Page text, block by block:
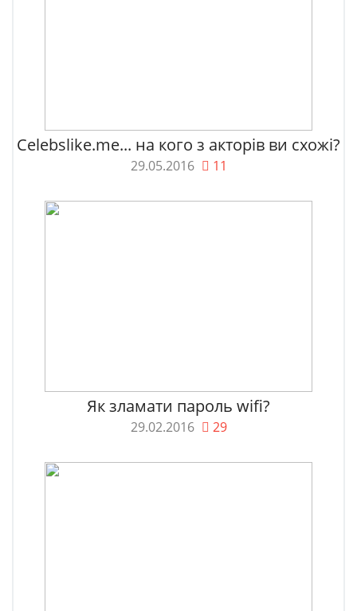
Celebslike.me... на кого з акторів ви схожі?
29.05.2016 11
Як зламати пароль wifi?
29.02.2016 29